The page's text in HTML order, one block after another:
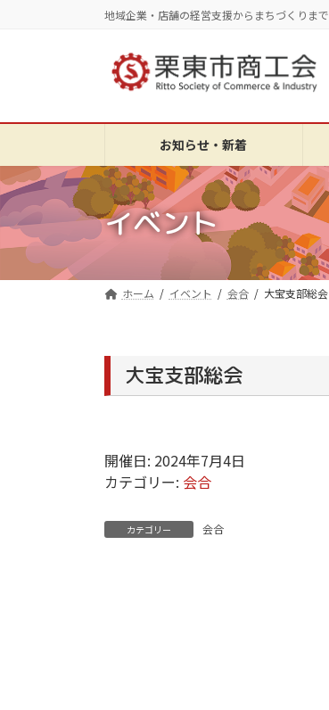
へ
ッ
プ
ョ
移
動
地域企業・店舗の経営支援からまちづくりまで
お知らせ・新着
イベント
ホーム イベント 会合 大宝支部総会
大宝支部総会
開催日: 2024年7月4日
カテゴリー: 会合
カテゴリー 会合